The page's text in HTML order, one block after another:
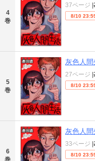
4
巻
37ページ
8/10
5
巻
灰色人間
27ページ
8/10
6
巻
灰色人間
33ページ
8/10